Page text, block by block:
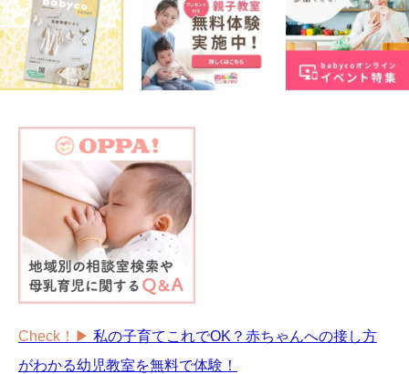
Check！▶︎ 私の子育てこれでOK？赤ちゃんへの接し方
がわかる幼児教室を無料で体験！